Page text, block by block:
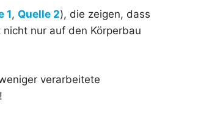
1, Quelle 2), die zeigen, dass
nur auf den Körperbau
verarbeitete